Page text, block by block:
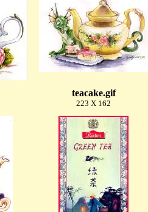
teacake.gif
223 X 162